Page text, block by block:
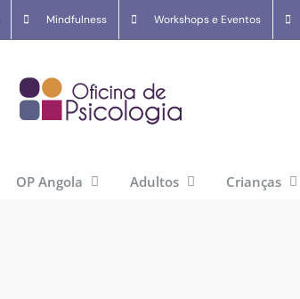
Mindfulness Workshops e Eventos
OP Angola Adultos Crianças